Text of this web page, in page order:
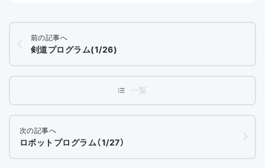
前の記事へ
剣道プログラム(1/26)
次の記事へ
ロボットプログラム（1/27）